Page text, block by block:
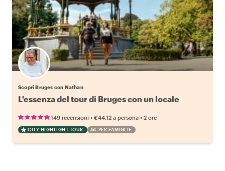
Scopri Bruges con Nathan
L'essenza del tour di Bruges con un locale
149 recensioni • €44.12 a persona • 2 ore
CITY HIGHLIGHT TOUR PER FAMIGLIE